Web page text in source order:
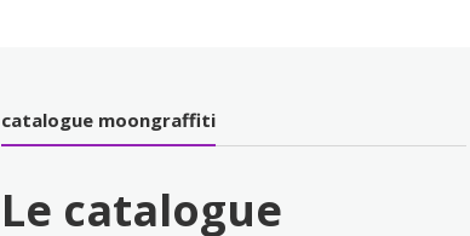
catalogue moongraffiti
Le catalogue